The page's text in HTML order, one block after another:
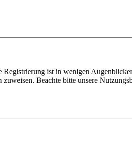
ist in wenigen
Beachte bitte unsere